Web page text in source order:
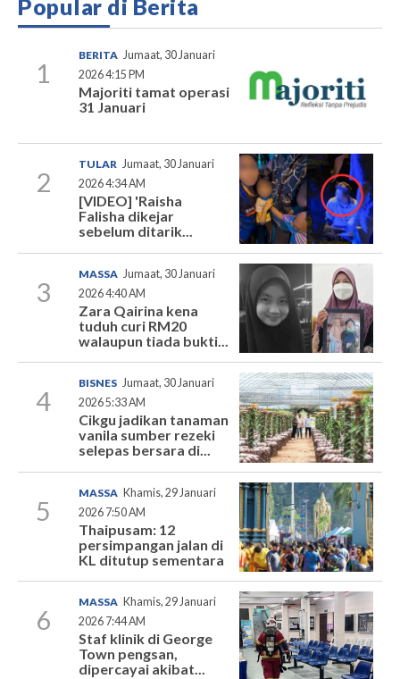
Popular di Berita
1
BERITA Jumaat, 30 Januari
2026 4:15 PM
Majoriti tamat operasi
31 Januari
2
TULAR Jumaat, 30 Januari
2026 4:34 AM
[VIDEO] 'Raisha
Falisha dikejar
sebelum ditarik...
3
MASSA Jumaat, 30 Januari
2026 4:40 AM
Zara Qairina kena
tuduh curi RM20
walaupun tiada bukti...
4
BISNES Jumaat, 30 Januari
2026 5:33 AM
Cikgu jadikan tanaman
vanila sumber rezeki
selepas bersara di...
5
MASSA Khamis, 29 Januari
2026 7:50 AM
Thaipusam: 12
persimpangan jalan di
KL ditutup sementara
6
MASSA Khamis, 29 Januari
2026 7:44 AM
Staf klinik di George
Town pengsan,
dipercayai akibat...